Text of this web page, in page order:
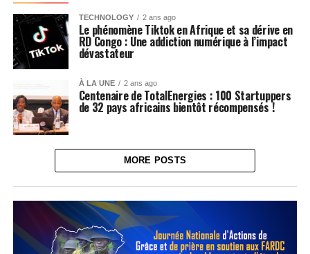
TECHNOLOGY 2 ans ago
Le phénomène Tiktok en Afrique et sa dérive en
RD Congo : Une addiction numérique à l’impact
dévastateur
À LA UNE 2 ans ago
Centenaire de TotalEnergies : 100 Startuppers
de 32 pays africains bientôt récompensés !
MORE POSTS